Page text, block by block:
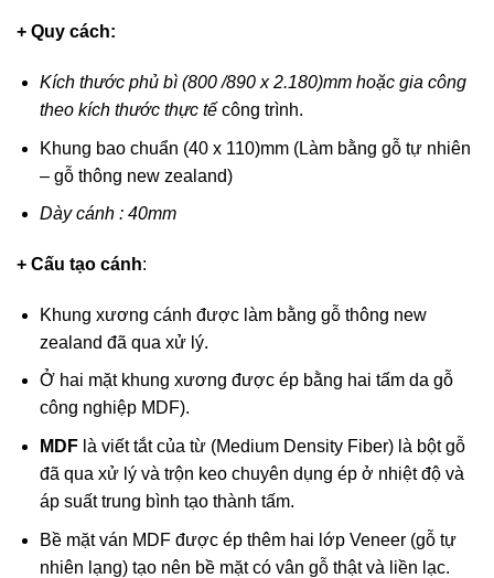
+ Quy cách:
Kích thước phủ bì (800 /890 x 2.180)mm hoặc gia công
theo kích thước thực tế công trình.
Khung bao chuẩn (40 x 110)mm (Làm bằng gỗ tự nhiên
– gỗ thông new zealand)
Dày cánh : 40mm
+ Cấu tạo cánh:
Khung xương cánh được làm bằng gỗ thông new
zealand đã qua xử lý.
Ở hai mặt khung xương được ép bằng hai tấm da gỗ
công nghiệp MDF).
MDFlà viết tắt của từ (Medium Density Fiber) là bột gỗ
đã qua xử lý và trộn keo chuyên dụng ép ở nhiệt độ và
áp suất trung bình tạo thành tấm.
Bề mặt ván MDF được ép thêm hai lớp Veneer (gỗ tự
nhiên lạng) tạo nên bề mặt có vân gỗ thật và liền lạc.